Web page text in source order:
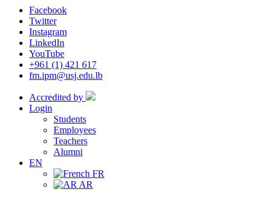
Facebook
Twitter
Instagram
LinkedIn
YouTube
+961 (1) 421 617
fm.ipm@usj.edu.lb
Accredited by
Login
Students
Employees
Teachers
Alumni
EN
FR
AR